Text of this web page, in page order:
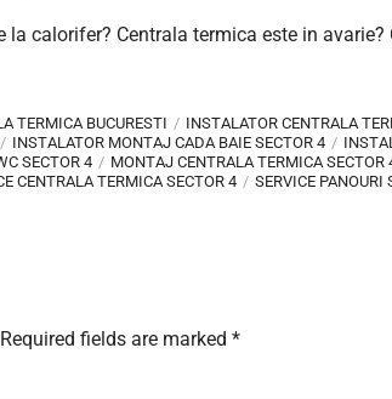
la calorifer? Centrala termica este in
TERMICA BUCURESTI INSTALATOR CENTRALA
INSTALATOR MONTAJ CADA BAIE SECTOR 4
SECTOR 4 MONTAJ CENTRALA TERMICA SECTOR
CENTRALA TERMICA SECTOR 4 SERVICE PANOURI
fields are marked *